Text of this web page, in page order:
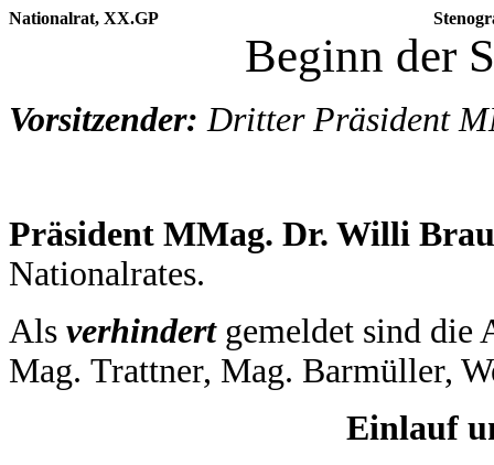
Nationalrat, XX.GP
Beginn der
Vorsitzender:Dritter Präsident
Präsident MMag. Dr. Willi
Nationalrates.
Als verhindertgemeldet sind die
Mag. Trattner, Mag. Barmüller,
Einlauf